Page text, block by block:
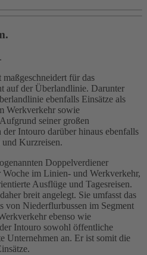
für das
auf der Überlandlinie. Darunter
ebenfalls Einsätze als
Werkverkehr sowie
seiner großen
Intouro darüber hinaus ebenfalls
Kurzreisen.
Doppelverdiener
Woche im Linien- und Werkverkehr,
Ausflüge und Tagesreisen.
breit angelegt. Sie umfasst das
von Niederflurbussen im Segment
ebenso wie
Intouro sowohl öffentliche
Unternehmen an. Er ist somit die